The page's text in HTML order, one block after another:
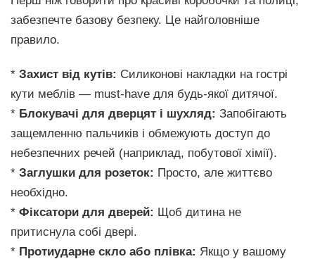
забезпечте базову безпеку. Це найголовніше
правило.
* Захист від кутів: Силиконові накладки на гострі
кути меблів — must-have для будь-якої дитячої.
* Блокувачі для дверцят і шухляд: Запобігають
защемленню пальчиків і обмежують доступ до
небезпечних речей (наприклад, побутової хімії).
* Заглушки для розеток: Просто, але життєво
необхідно.
* Фіксатори для дверей: Щоб дитина не
притиснула собі двері.
* Протиударне скло або плівка: Якщо у вашому